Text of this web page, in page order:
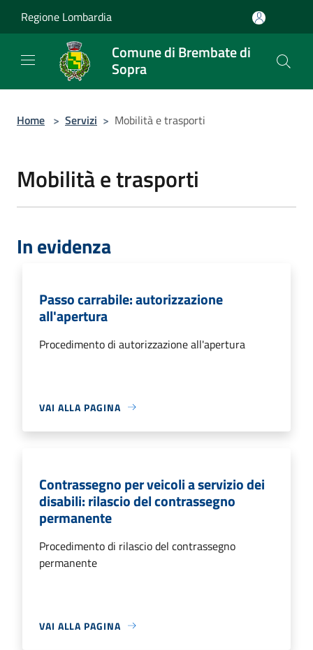
Regione Lombardia
Comune di Brembate di
Sopra
Home > Servizi > Mobilità e trasporti
Mobilità e trasporti
In evidenza
Passo carrabile: autorizzazione
all'apertura
Procedimento di autorizzazione all'apertura
VAI ALLA PAGINA
Contrassegno per veicoli a servizio dei
disabili: rilascio del contrassegno
permanente
Procedimento di rilascio del contrassegno
permanente
VAI ALLA PAGINA